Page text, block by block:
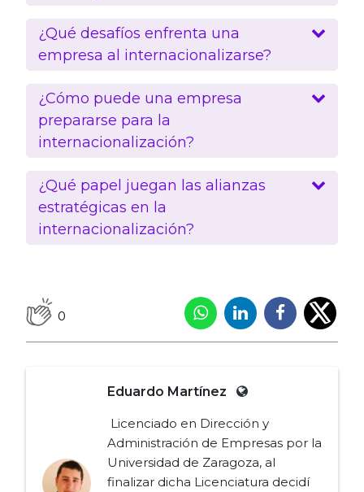
¿Qué desafíos enfrenta una
empresa al internacionalizarse?
¿Cómo puede una empresa
prepararse para la
internacionalización?
¿Qué papel juegan las alianzas
estratégicas en la
internacionalización?
0
Eduardo Martínez
Licenciado en Dirección y
Administración de Empresas por la
Universidad de Zaragoza, al
finalizar dicha Licenciatura decidí